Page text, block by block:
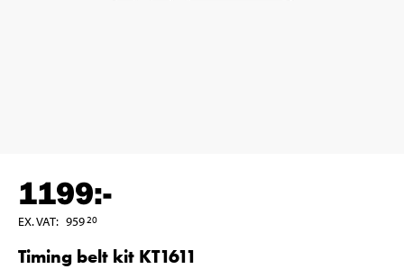
1199:-
EX. VAT: 95920
Timing belt kit KT1611